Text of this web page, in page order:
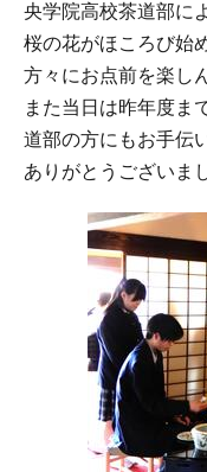
央学院高校茶道部に
桜の花がほころび始
方々にお点前を楽し
また当日は昨年度ま
道部の方にもお手伝
ありがとうございま